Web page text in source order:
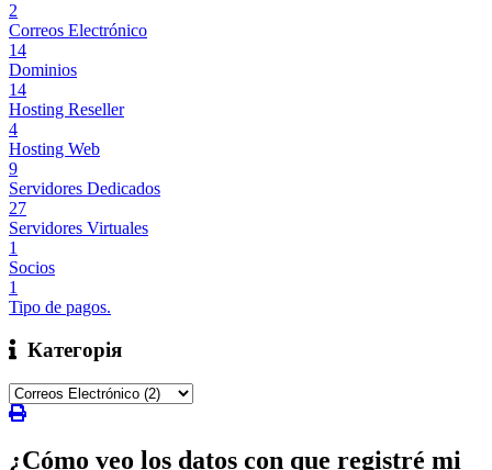
2
Correos Electrónico
14
Dominios
14
Hosting Reseller
4
Hosting Web
9
Servidores Dedicados
27
Servidores Virtuales
1
Socios
1
Tipo de pagos.
Категорія
¿Cómo veo los datos con que registré mi